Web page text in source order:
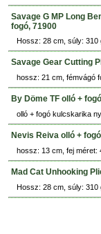
Savage G MP Long
fogó, 71900
Hossz: 28 cm, súly:
Savage Gear Cutting
hossz: 21 cm, fémvágó
By Döme TF olló +
olló + fogó kulcskarika
Nevis Reiva olló +
hossz: 13 cm, fej méret:
Mad Cat Unhooking
Hossz: 28 cm, súly: